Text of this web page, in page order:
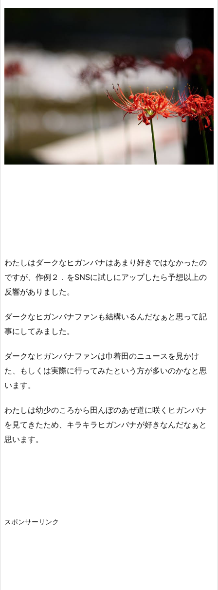
わたしはダークなヒガンバナはあまり好きではなかったの
ですが、作例２．をSNSに試しにアップしたら予想以上の
反響がありました。
ダークなヒガンバナファンも結構いるんだなぁと思って記
事にしてみました。
ダークなヒガンバナファンは巾着田のニュースを見かけ
た、もしくは実際に行ってみたという方が多いのかなと思
います。
わたしは幼少のころから田んぼのあぜ道に咲くヒガンバナ
を見てきたため、キラキラヒガンバナが好きなんだなぁと
思います。
スポンサーリンク